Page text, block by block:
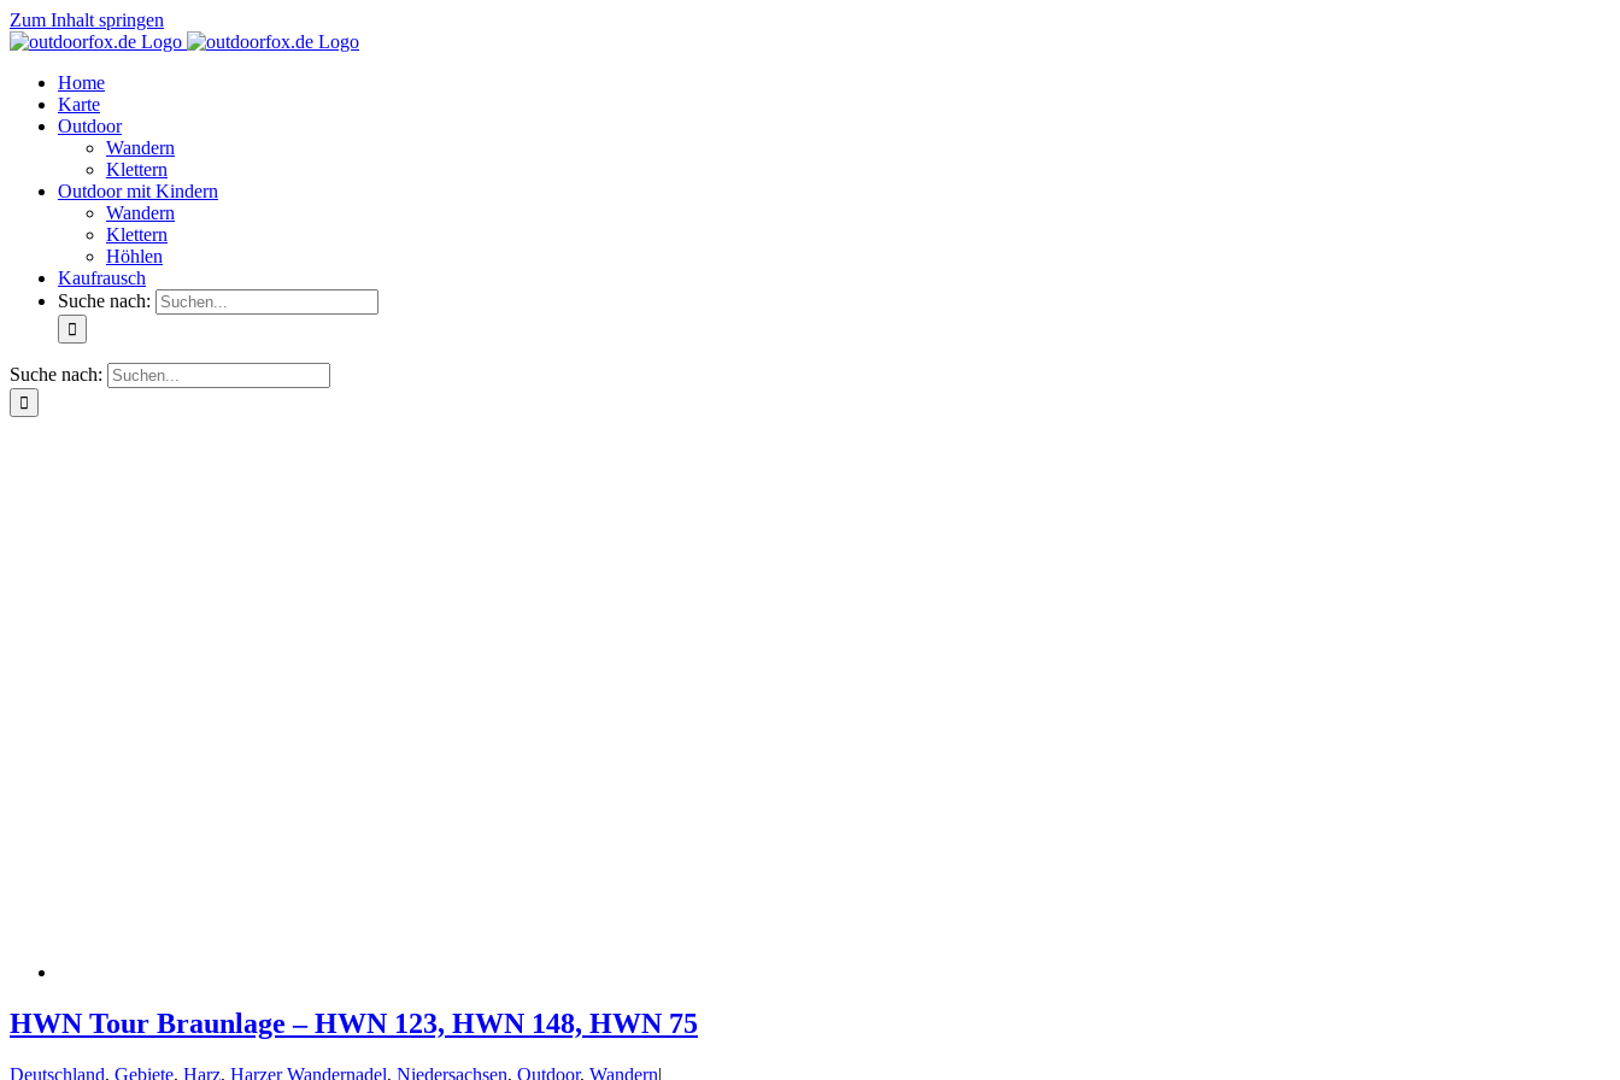
Zum Inhalt springen
Home
Karte
Outdoor
Wandern
Klettern
Outdoor mit Kindern
Wandern
Klettern
Höhlen
Kaufrausch
Suche nach:
Suche nach:
HWN Tour Braunlage – HWN 123, HWN 148, HWN 75
Deutschland, Gebiete, Harz, Harzer Wandernadel, Niedersachsen, Outdoor, Wandern|